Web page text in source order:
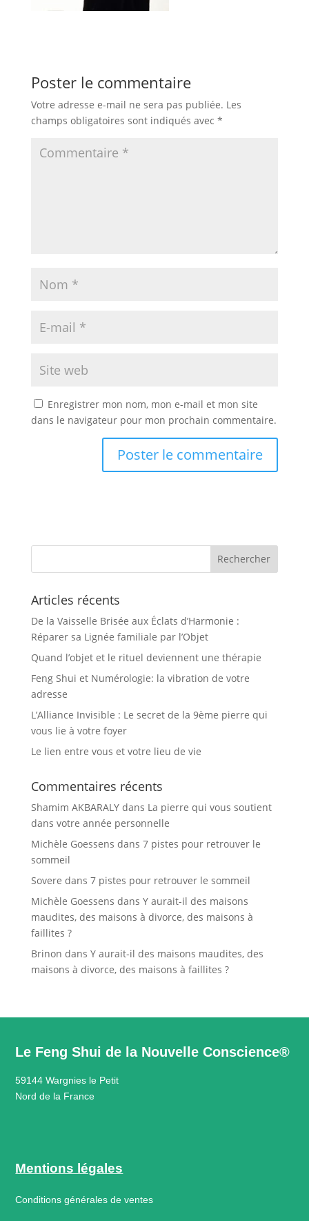
Poster le commentaire
Votre adresse e-mail ne sera pas publiée. Les
champs obligatoires sont indiqués avec *
Enregistrer mon nom, mon e-mail et mon site
dans le navigateur pour mon prochain commentaire.
Articles récents
De la Vaisselle Brisée aux Éclats d’Harmonie :
Réparer sa Lignée familiale par l’Objet
Quand l’objet et le rituel deviennent une thérapie
Feng Shui et Numérologie: la vibration de votre
adresse
L’Alliance Invisible : Le secret de la 9ème pierre qui
vous lie à votre foyer
Le lien entre vous et votre lieu de vie
Commentaires récents
Shamim AKBARALYdans La pierre qui vous soutient
dans votre année personnelle
Michèle Goessens dans 7 pistes pour retrouver le
sommeil
Sovere dans 7 pistes pour retrouver le sommeil
Michèle Goessens dans Y aurait-il des maisons
maudites, des maisons à divorce, des maisons à
faillites ?
Brinon dans Y aurait-il des maisons maudites, des
maisons à divorce, des maisons à faillites ?
Le Feng Shui de la Nouvelle Conscience®
59144 Wargnies le Petit
Nord de la France
Mentions légales
Conditions générales de ventes